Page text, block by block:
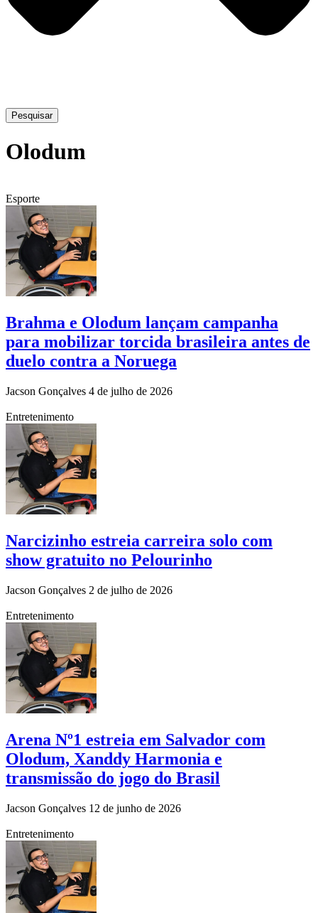
Pesquisar
Olodum
Esporte
Brahma e Olodum lançam campanha
para mobilizar torcida brasileira antes de
duelo contra a Noruega
Jacson Gonçalves 4 de julho de 2026
Entretenimento
Narcizinho estreia carreira solo com
show gratuito no Pelourinho
Jacson Gonçalves 2 de julho de 2026
Entretenimento
Arena Nº1 estreia em Salvador com
Olodum, Xanddy Harmonia e
transmissão do jogo do Brasil
Jacson Gonçalves 12 de junho de 2026
Entretenimento